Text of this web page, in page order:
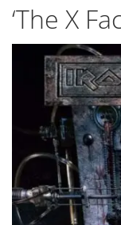
‘The X